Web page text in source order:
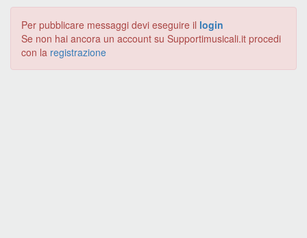
Per pubblicare messaggi devi eseguire il login
Se non hai ancora un account su Supportimusicali.it procedi
con la registrazione